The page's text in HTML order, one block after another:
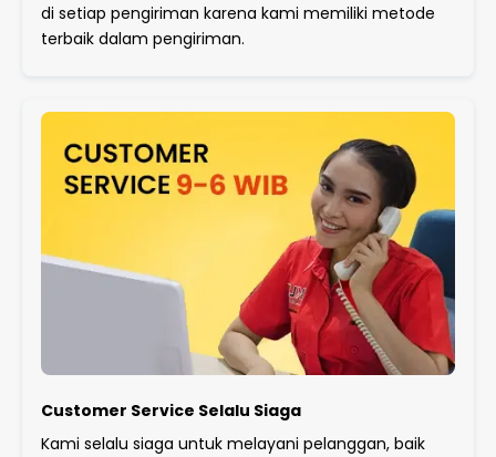
di setiap pengiriman karena kami memiliki metode
terbaik dalam pengiriman.
Customer Service Selalu Siaga
Kami selalu siaga untuk melayani pelanggan, baik